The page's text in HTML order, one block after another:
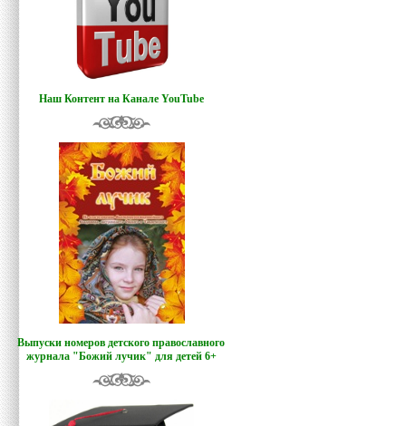
Наш Контент на Канале YouTube
Выпуски номеров детского православного
журнала "Божий лучик" для детей 6+